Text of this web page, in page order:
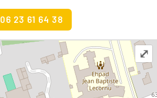
06 23 61 64 38
⤢
⤢